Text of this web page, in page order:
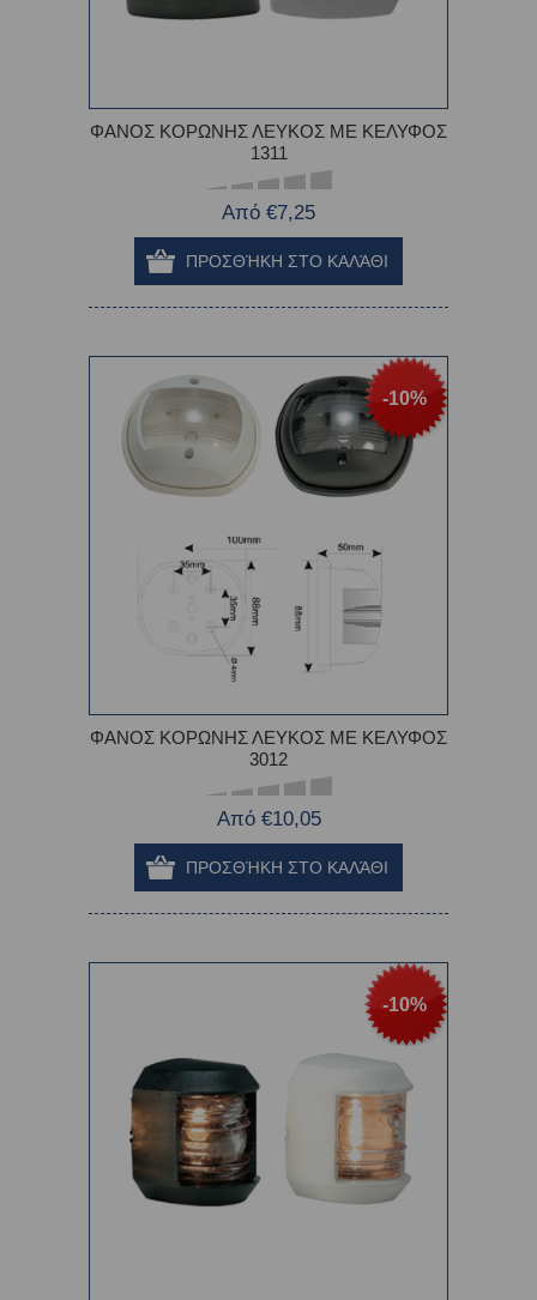
ΦΑΝΟΣ ΚΟΡΩΝΗΣ ΛΕΥΚΟΣ ME ΚΕΛΥΦΟΣ
1311
Από €7,25
-10%
ΦΑΝΟΣ ΚΟΡΩΝΗΣ ΛΕΥΚΟΣ ME ΚΕΛΥΦΟΣ
3012
Από €10,05
-10%